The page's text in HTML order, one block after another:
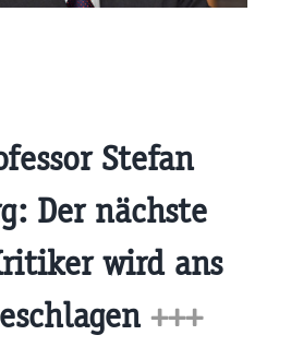
Stefan
Der nächste
wird ans
+++